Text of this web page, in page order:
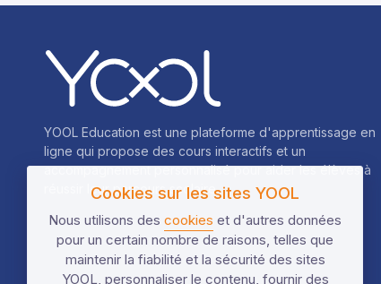
YOOL Education est une plateforme d'apprentissage en
ligne qui propose des cours interactifs et un
accompagnement personnalisé pour aider les élèves à
réussir leur parcours scolaire.
Cookies sur les sites YOOL
Nous utilisons des cookies et d'autres données
pour un certain nombre de raisons, telles que
maintenir la fiabilité et la sécurité des sites
YOOL, personnaliser le contenu, fournir des